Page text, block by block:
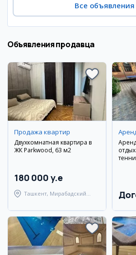
Все объявления
Объявления продавца
Продажа квартир
Двухкомнатная квартира в
ЖК Parkwood, 63 м2
180 000 y.e
Ташкент, Мирабадский